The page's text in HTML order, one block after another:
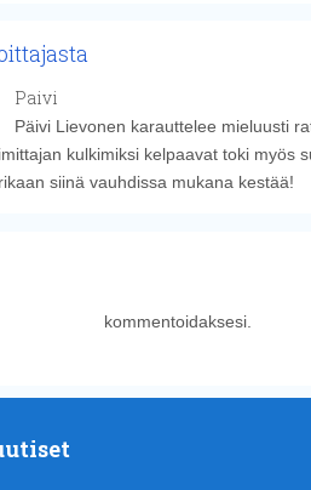
Paivi
Päivi Lievonen karauttelee mieluusti
kulkimiksi kelpaavat toki myös
siinä vauhdissa mukana kestää!
kommentoidaksesi.